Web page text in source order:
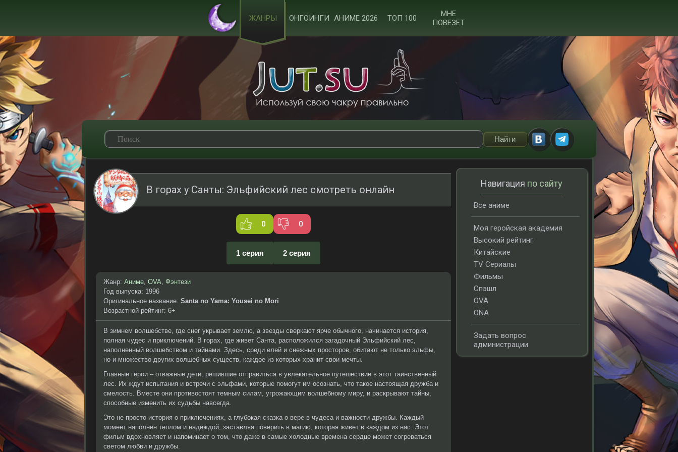
ЖАНРЫ ОНГОИНГИ АНИМЕ 2026 ТОП 100
МНЕ
ПОВЕЗЁТ
В горах у Санты: Эльфийский лес смотреть онлайн
0 0
1 серия 2 серия
Жанр: Аниме, OVA, Фэнтези
Год выпуска: 1996
Оригинальное название: Santa no Yama: Yousei no Mori
Возрастной рейтинг: 6+
В зимнем волшебстве, где снег укрывает землю, а звезды сверкают ярче обычного, начинается история,
полная чудес и приключений. В горах, где живет Санта, расположился загадочный Эльфийский лес,
наполненный волшебством и тайнами. Здесь, среди елей и снежных просторов, обитают не только эльфы,
но и множество других волшебных существ, каждое из которых хранит свои мечты.
Главные герои – отважные дети, решившие отправиться в увлекательное путешествие в этот таинственный
лес. Их ждут испытания и встречи с эльфами, которые помогут им осознать, что такое настоящая дружба и
смелость. Вместе они противостоят темным силам, угрожающим волшебному миру, и раскрывают тайны,
способные изменить их судьбы навсегда.
Это не просто история о приключениях, а глубокая сказка о вере в чудеса и важности дружбы. Каждый
момент наполнен теплом и надеждой, заставляя поверить в магию, которая живет в каждом из нас. Этот
фильм вдохновляет и напоминает о том, что даже в самые холодные времена сердце может согреваться
светом любви и дружбы.
Навигация по сайту
Все аниме
Моя геройская академия
Высокий рейтинг
Китайские
TV Сериалы
Фильмы
Спэшл
OVA
ONA
Задать вопрос
администрации